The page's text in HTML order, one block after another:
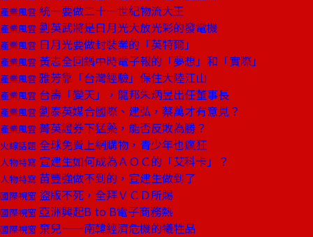
產業風雲 統一要做二十一世紀物流大王
產業風雲 劉英武將是日月光大放光彩的發電機
產業風雲 日月光要做封裝業的「英特爾」
產業風雲 黃志全回鍋中時電子報的「夢想」和「實際」
產業風雲 雅芳靠「台灣經驗」保住大陸江山
產業風雲 台壽「變天」，龍邦朱炳昱出任董事長
產業風雲 劉泰英媒合國際、建弘，蔡萬才有意見？
產業風雲 菁英證券下猛藥，能否反敗為勝？
火線話題 全球免費上網購物，青少年也瘋狂
人物特寫 宣建生如何成為ＡＯＣ的「艾科卡」？
人物特寫 苗豐強做不到的，宣建生做到了
國際視窗 盜版不死，全拜ＶＣＤ所賜
國際視窗 亞洲興起B to B電子商務熱
國際視窗 棄兒——南韓經濟危機的犧牲品